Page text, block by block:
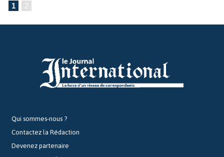
1 2
Qui sommes-nous ?
Contactez la Rédaction
Devenez partenaire